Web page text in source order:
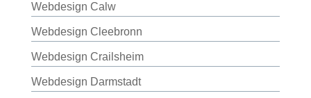
Webdesign Calw
Webdesign Cleebronn
Webdesign Crailsheim
Webdesign Darmstadt